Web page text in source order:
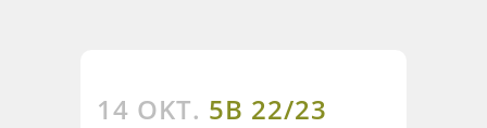
14 OKT. 5B 22/23